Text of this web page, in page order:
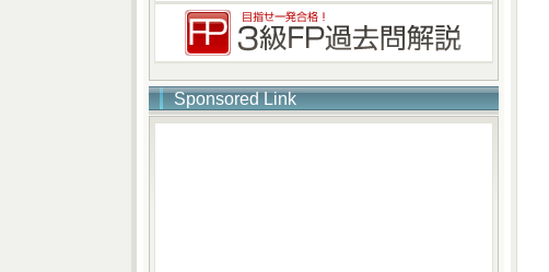
Sponsored Link